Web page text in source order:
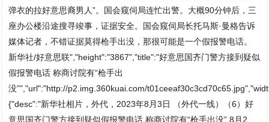
弹衣的拉好意思裔男人”。国会窥伺局连忙出警。大概90分钟后，三
座办公楼沿途搜寻竣事，证据安全。国会窥伺局长托马斯·曼格告诉
媒体记者，不错证据莫得枪手出没，那很可能是一个假报警电话。
新华社/好意思联","height":"3867","title":"好意思国齐门警方接到疑似
假报警电话 称商讨院有“枪手出
没”","url":"http://p2.img.360kuai.com/
{"desc":"新华社相片，外代，2023年8月3日 （外代一线）（6）好
意思国齐门警方接到疑似假报警电话 称商讨院有“枪手出没” 8月2